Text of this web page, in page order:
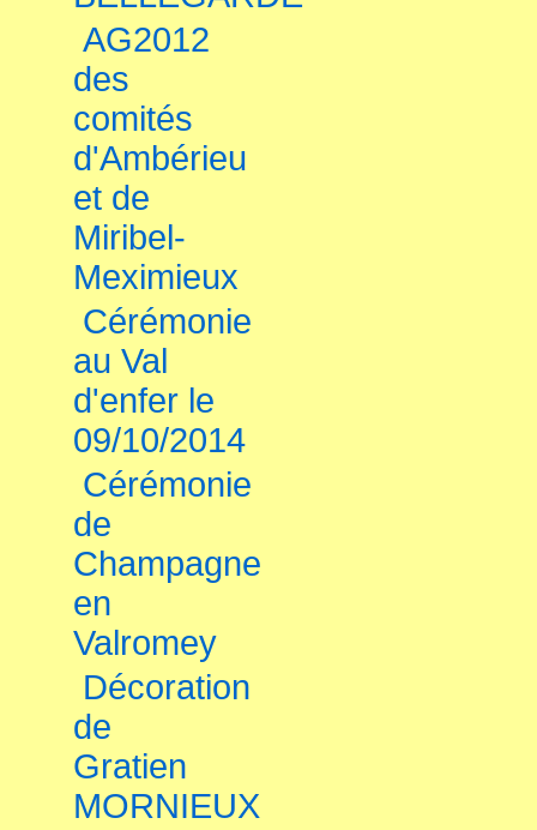
AG2012
des
comités
d'Ambérieu
et de
Miribel-
Meximieux
Cérémonie
au Val
d'enfer le
09/10/2014
Cérémonie
de
Champagne
en
Valromey
Décoration
de
Gratien
MORNIEUX